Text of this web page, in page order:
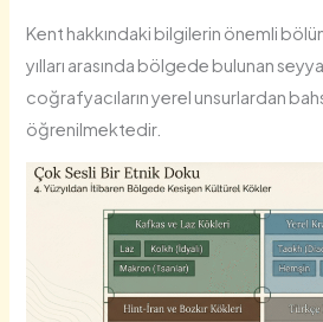
Kent hakkındaki bilgilerin önemli
yılları arasında bölgede bulunan
coğrafyacıların yerel unsurlardan
öğrenilmektedir.